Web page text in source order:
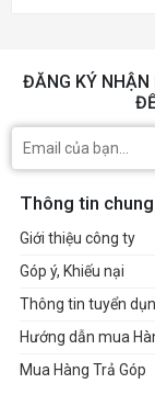
ĐĂNG KÝ NHẬN
Thông tin chung
Giới thiệu công ty
Góp ý, Khiếu nại
Thông tin tuyển
Hướng dẫn mua
Mua Hàng Trả Góp